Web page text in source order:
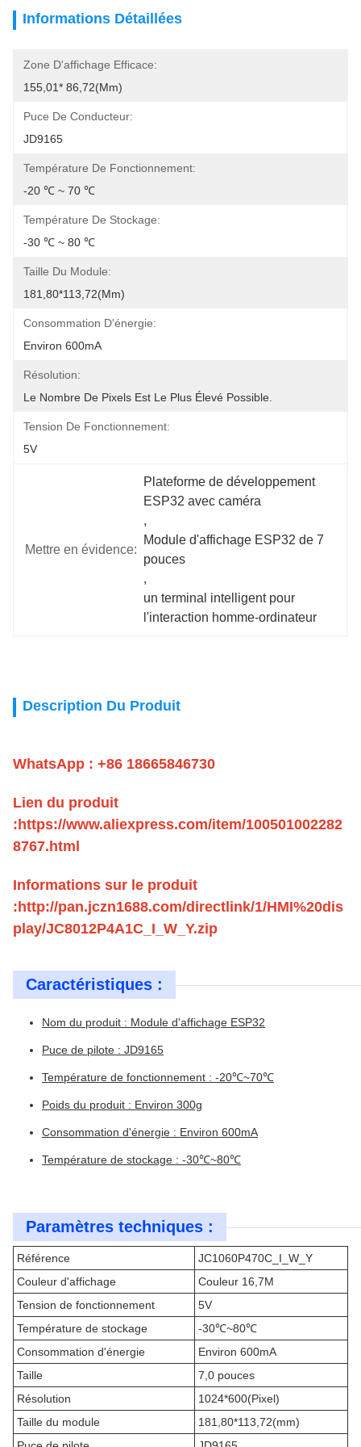
Informations Détaillées
Zone D'affichage Efficace:
155,01* 86,72(mm)
Puce De Conducteur:
JD9165
Température De Fonctionnement:
-20 ℃ ~ 70 ℃
Température De Stockage:
-30 ℃ ~ 80 ℃
Taille Du Module:
181,80*113,72(mm)
Consommation D'énergie:
Environ 600mA
Résolution:
Le Nombre De Pixels Est Le Plus Élevé Possible.
Tension De Fonctionnement:
5V
Mettre en évidence:
Plateforme de développement
ESP32 avec caméra
,
Module d'affichage ESP32 de 7
pouces
,
un terminal intelligent pour
l'interaction homme-ordinateur
Description Du Produit
WhatsApp : +86 18665846730
Lien du produit
: https://www.aliexpress.com/item/100501002282
8767.html
Informations sur le produit
:http://pan.jczn1688.com/directlink/1/HMI%20dis
play/JC8012P4A1C_I_W_Y.zip
Caractéristiques :
Nom du produit : Module d'affichage ESP32
Puce de pilote : JD9165
Température de fonctionnement : -20℃~70℃
Poids du produit : Environ 300g
Consommation d'énergie : Environ 600mA
Température de stockage : -30℃~80℃
Paramètres techniques :
Référence
JC1060P470C_I_W_Y
Couleur d'affichage
Couleur 16,7M
Tension de fonctionnement
5V
Température de stockage
-30℃~80℃
Consommation d'énergie
Environ 600mA
Taille
7,0 pouces
Résolution
1024*600(Pixel)
Taille du module
181,80*113,72(mm)